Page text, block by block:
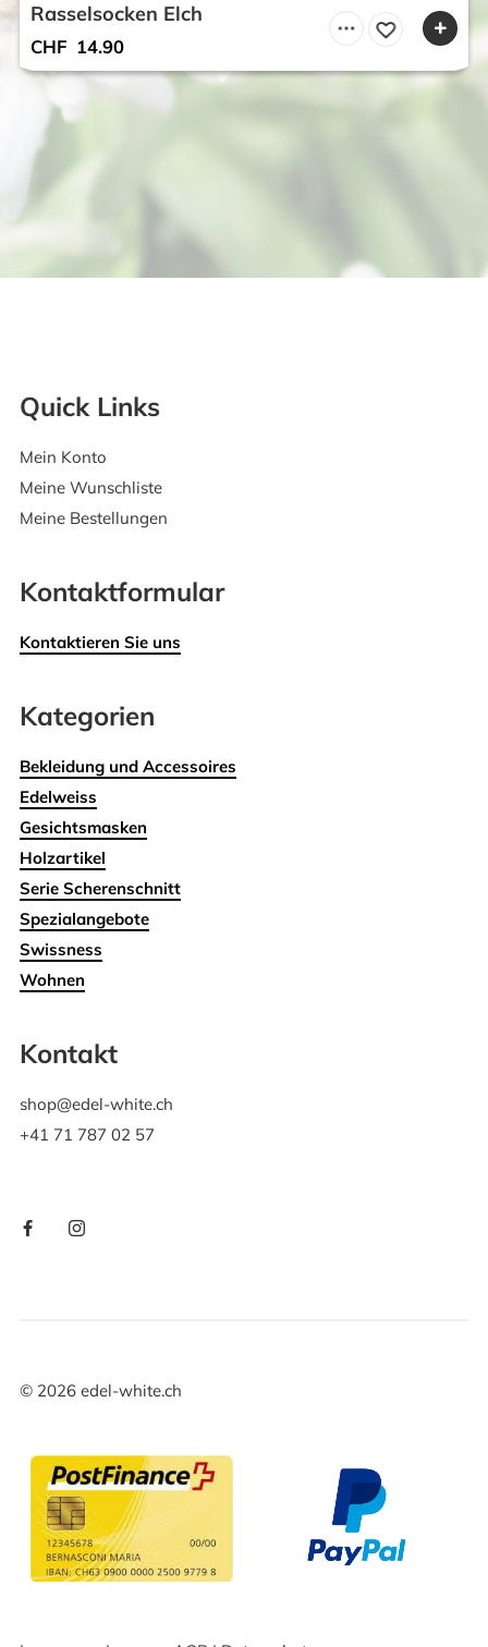
Rasselsocken Elch
CHF 14.90
Quick Links
Mein Konto
Meine Wunschliste
Meine Bestellungen
Kontaktformular
Kontaktieren Sie uns
Kategorien
Bekleidung und Accessoires
Edelweiss
Gesichtsmasken
Holzartikel
Serie Scherenschnitt
Spezialangebote
Swissness
Wohnen
Kontakt
shop@edel-white.ch
+41 71 787 02 57
© 2026edel-white.ch